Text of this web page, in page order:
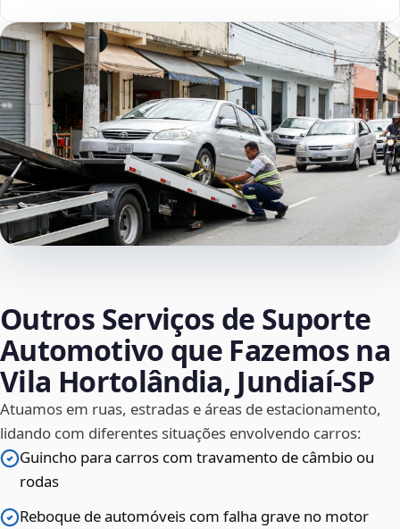
Outros Serviços de Suporte
Automotivo que Fazemos na
Vila Hortolândia, Jundiaí‑SP
Atuamos em ruas, estradas e áreas de estacionamento,
lidando com diferentes situações envolvendo carros:
Guincho para carros com travamento de câmbio ou
rodas
Reboque de automóveis com falha grave no motor